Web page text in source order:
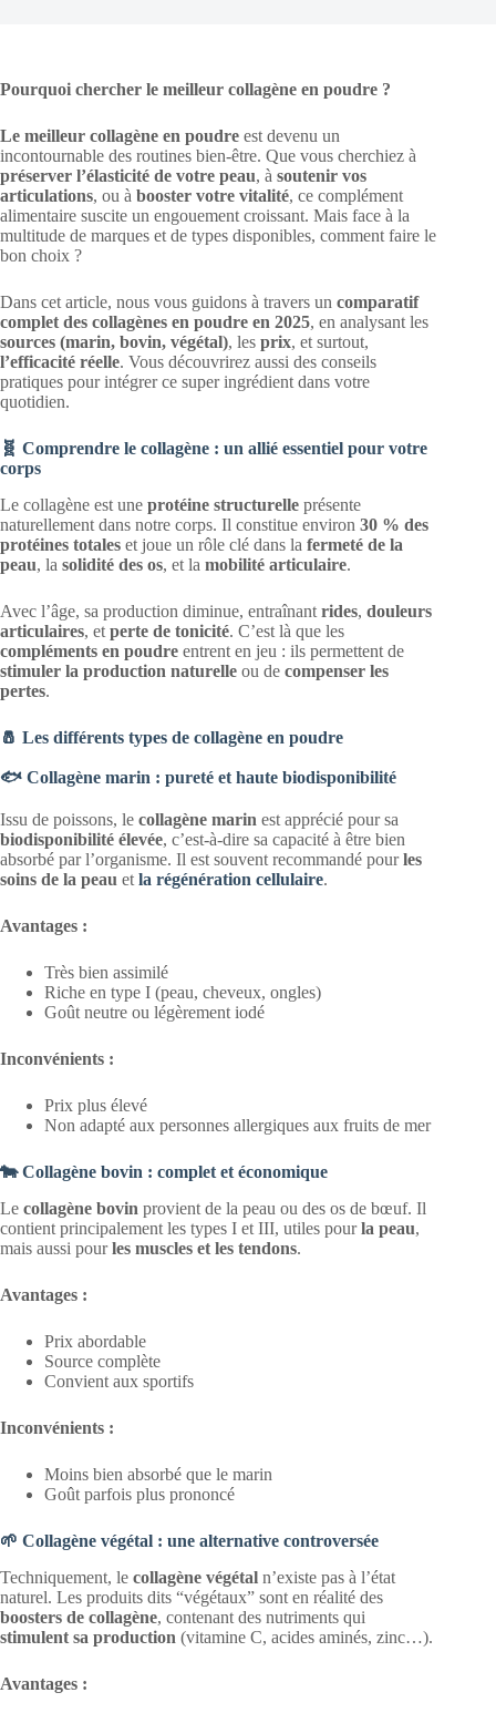
Pourquoi chercher le meilleur collagène en poudre ?
Le meilleur collagène en poudre est devenu un
incontournable des routines bien-être. Que vous cherchiez à
préserver l’élasticité de votre peau, à soutenir vos
articulations, ou à booster votre vitalité, ce complément
alimentaire suscite un engouement croissant. Mais face à la
multitude de marques et de types disponibles, comment faire le
bon choix ?
Dans cet article, nous vous guidons à travers un comparatif
complet des collagènes en poudre en 2025, en analysant les
sources (marin, bovin, végétal), les prix, et surtout,
l’efficacité réelle. Vous découvrirez aussi des conseils
pratiques pour intégrer ce super ingrédient dans votre
quotidien.
🧬 Comprendre le collagène : un allié essentiel pour votre
corps
Le collagène est une protéine structurelle présente
naturellement dans notre corps. Il constitue environ 30 % des
protéines totales et joue un rôle clé dans la fermeté de la
peau, la solidité des os, et la mobilité articulaire.
Avec l’âge, sa production diminue, entraînant rides, douleurs
articulaires, et perte de tonicité. C’est là que les
compléments en poudre entrent en jeu : ils permettent de
stimuler la production naturelle ou de compenser les
pertes.
🧂 Les différents types de collagène en poudre
🐟 Collagène marin : pureté et haute biodisponibilité
Issu de poissons, le collagène marin est apprécié pour sa
biodisponibilité élevée, c’est-à-dire sa capacité à être bien
absorbé par l’organisme. Il est souvent recommandé pourles
soins de la peau et la régénération cellulaire.
Avantages :
Très bien assimilé
Riche en type I (peau, cheveux, ongles)
Goût neutre ou légèrement iodé
Inconvénients :
Prix plus élevé
Non adapté aux personnes allergiques aux fruits de mer
🐄 Collagène bovin : complet et économique
Le collagène bovin provient de la peau ou des os de bœuf. Il
contient principalement les types I et III, utiles pourla peau,
mais aussi pourles muscles et les tendons.
Avantages :
Prix abordable
Source complète
Convient aux sportifs
Inconvénients :
Moins bien absorbé que le marin
Goût parfois plus prononcé
🌱 Collagène végétal : une alternative controversée
Techniquement, le collagène végétal n’existe pas à l’état
naturel. Les produits dits “végétaux” sont en réalité des
boosters de collagène, contenant des nutriments qui
stimulent sa production (vitamine C, acides aminés, zinc…).
Avantages :